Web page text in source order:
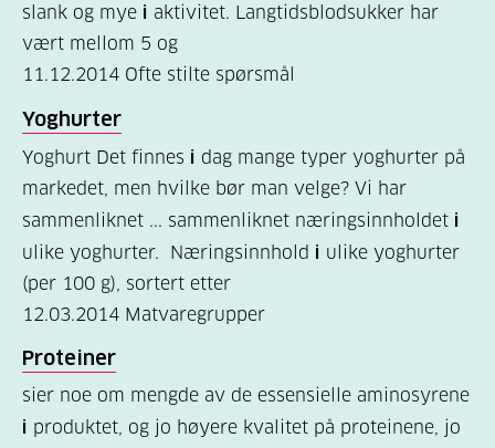
slank og mye i aktivitet. Langtidsblodsukker har
vært mellom 5 og
11.12.2014 Ofte stilte spørsmål
Yoghurter
Yoghurt Det finnes i dag mange typer yoghurter på
markedet, men hvilke bør man velge? Vi har
sammenliknet ... sammenliknet næringsinnholdet i
ulike yoghurter. Næringsinnhold i ulike yoghurter
(per 100 g), sortert etter
12.03.2014 Matvaregrupper
Proteiner
sier noe om mengde av de essensielle aminosyrene
i produktet, og jo høyere kvalitet på proteinene, jo